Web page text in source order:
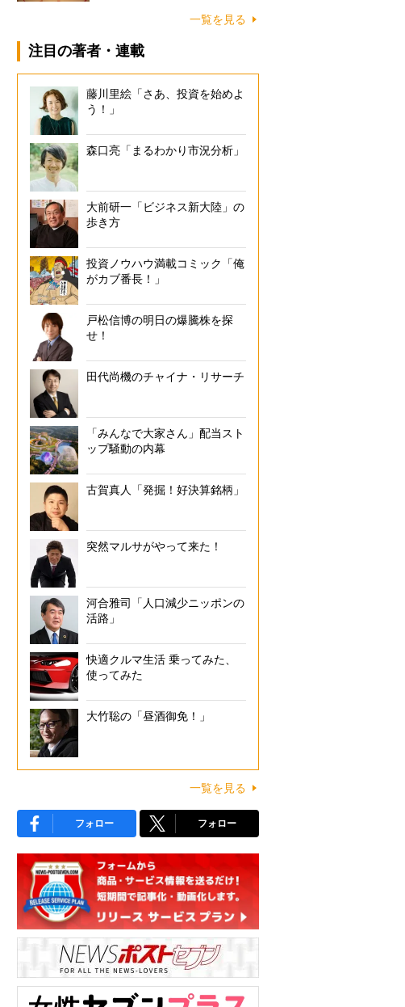
一覧を見る
注目の著者・連載
藤川里絵「さあ、投資を始めよ
う！」
森口亮「まるわかり市況分析」
大前研一「ビジネス新大陸」の
歩き方
投資ノウハウ満載コミック「俺
がカブ番長！」
戸松信博の明日の爆騰株を探
せ！
田代尚機のチャイナ・リサーチ
「みんなで大家さん」配当スト
ップ騒動の内幕
古賀真人「発掘！好決算銘柄」
突然マルサがやって来た！
河合雅司「人口減少ニッポンの
活路」
快適クルマ生活 乗ってみた、
使ってみた
大竹聡の「昼酒御免！」
一覧を見る
フォロー フォロー